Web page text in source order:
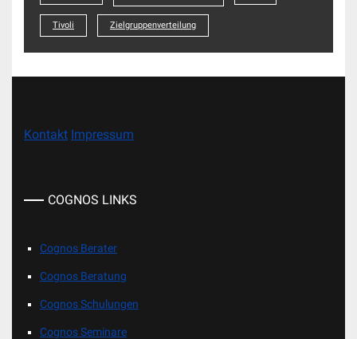
Tivoli Zielgruppenverteilung
Kontakt Impressum
COGNOS LINKS
Cognos Berater
Cognos Beratung
Cognos Schulungen
Cognos Seminare